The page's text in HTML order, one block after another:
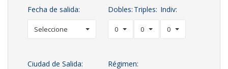
Fecha de salida:
Seleccione
Dobles:
0
Triples:
0
Indiv:
0
Ciudad de Salida: Régimen: